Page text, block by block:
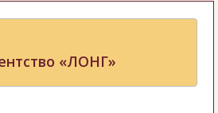
«ЛОНГ»